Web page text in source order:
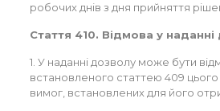
робочих днів з дня прийняття
Стаття 410. Відмова у наданні
1. У наданні дозволу може бути
встановленого статтею 409
вимог, встановлених для його